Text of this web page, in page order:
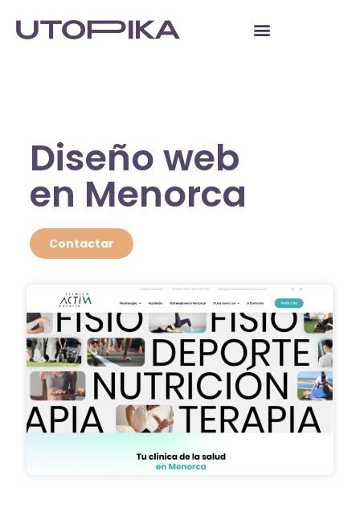
Diseño web
en Menorca
Contactar